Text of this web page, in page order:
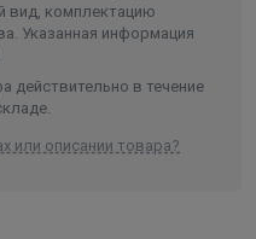
вид, комплектацию
Указанная информация
действительно в течение
или описании товара?